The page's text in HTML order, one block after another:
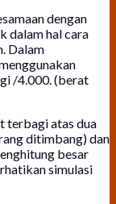
dengan
dalam hal cara
Dalam
/4.000. (berat
terbagi atas dua
ditimbang) dan
besar
simulasi